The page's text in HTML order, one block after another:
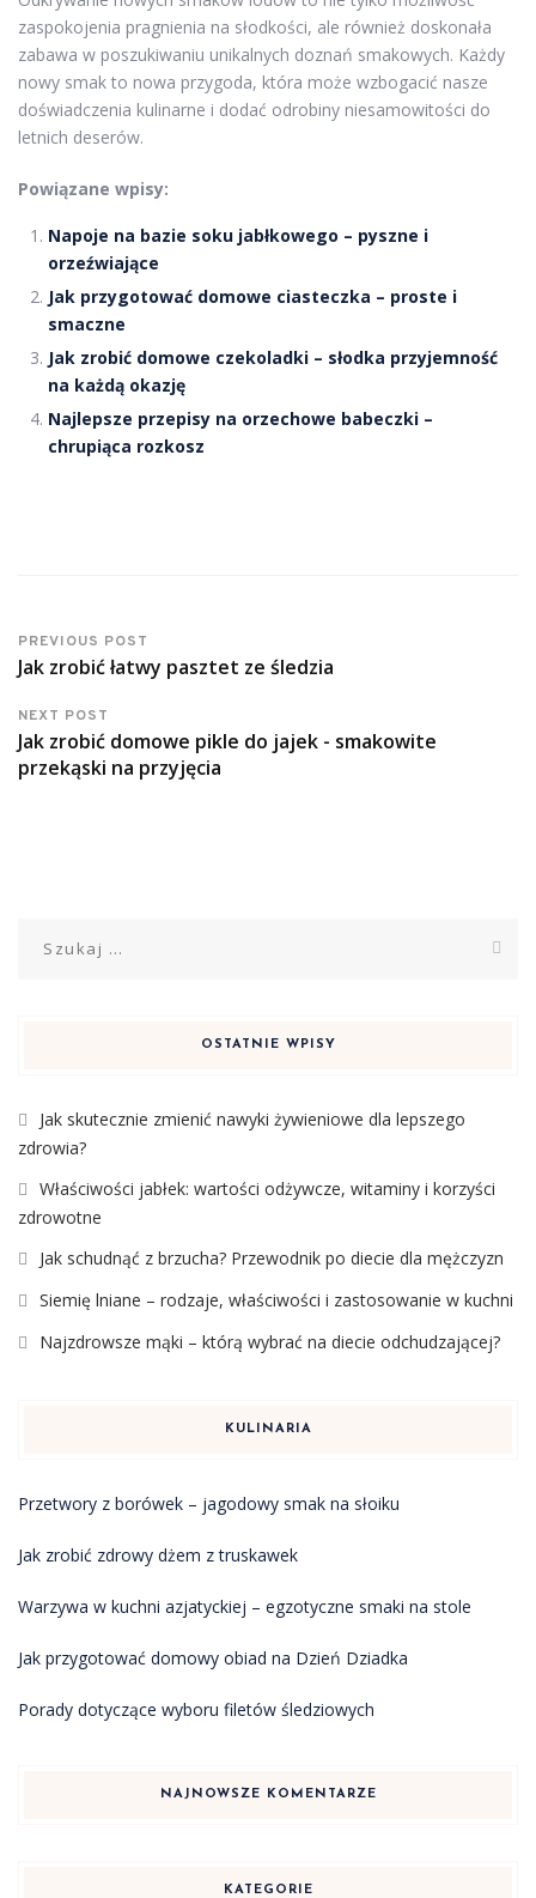
zaspokojenia pragnienia na słodkości, ale również doskonała
zabawa w poszukiwaniu unikalnych doznań smakowych. Każdy
nowy smak to nowa przygoda, która może wzbogacić nasze
doświadczenia kulinarne i dodać odrobiny niesamowitości do
letnich deserów.
Powiązane wpisy:
Napoje na bazie soku jabłkowego – pyszne i
orzeźwiające
Jak przygotować domowe ciasteczka – proste i
smaczne
Jak zrobić domowe czekoladki – słodka przyjemność
na każdą okazję
Najlepsze przepisy na orzechowe babeczki –
chrupiąca rozkosz
PREVIOUS POST
Jak zrobić łatwy pasztet ze śledzia
NEXT POST
Jak zrobić domowe pikle do jajek - smakowite
przekąski na przyjęcia
OSTATNIE WPISY
Jak skutecznie zmienić nawyki żywieniowe dla lepszego
zdrowia?
Właściwości jabłek: wartości odżywcze, witaminy i korzyści
zdrowotne
Jak schudnąć z brzucha? Przewodnik po diecie dla mężczyzn
Siemię lniane – rodzaje, właściwości i zastosowanie w kuchni
Najzdrowsze mąki – którą wybrać na diecie odchudzającej?
KULINARIA
Przetwory z borówek – jagodowy smak na słoiku
Jak zrobić zdrowy dżem z truskawek
Warzywa w kuchni azjatyckiej – egzotyczne smaki na stole
Jak przygotować domowy obiad na Dzień Dziadka
Porady dotyczące wyboru filetów śledziowych
NAJNOWSZE KOMENTARZE
KATEGORIE